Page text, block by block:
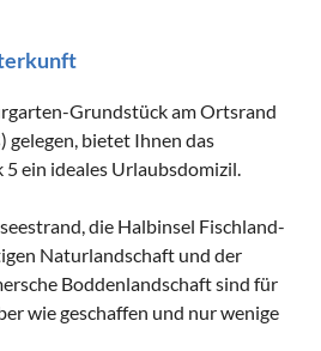
Grundstück am Ortsrand
gelegen, bietet Ihnen das
ein ideales Urlaubsdomizil.
die Halbinsel Fischland-
Naturlandschaft und der
Boddenlandschaft sind für
wie geschaffen und nur wenige